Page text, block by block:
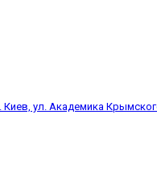
Киев, ул. Академика